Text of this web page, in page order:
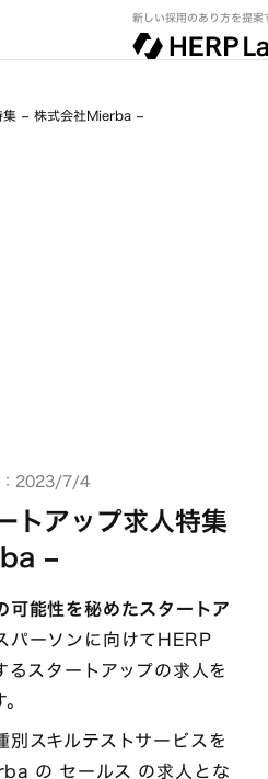
新しい採用のあり方を提案
集 – 株式会社Mierba –
：2023/7/4
トアップ求人特集
–
可能性を秘めたスタートア
パーソンに向けてHERP
スタートアップの求人を
スキルテストサービスを
の セールス の求人とな